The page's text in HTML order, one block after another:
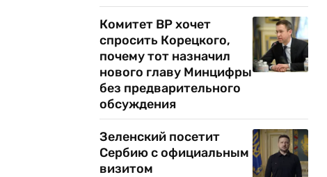
Комитет ВР хочет
спросить Корецкого,
почему тот назначил
нового главу Минцифры
без предварительного
обсуждения
Зеленский посетит
Сербию с официальным
визитом